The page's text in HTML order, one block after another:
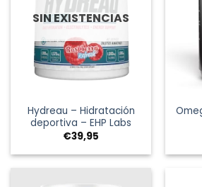
SIN EXISTENCIAS
Hydreau – Hidratación
deportiva – EHP Labs
€39,95